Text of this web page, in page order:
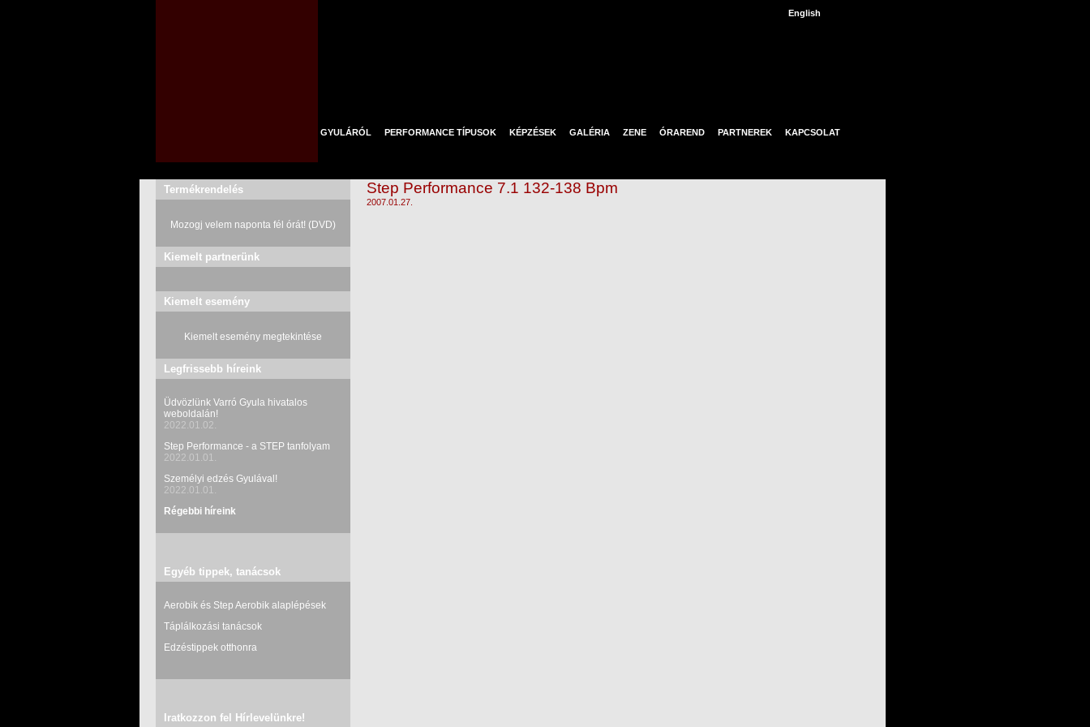
GYULÁRÓL PERFORMANCE TÍPUSOK KÉPZÉSEK GALÉRIA ZENE ÓRAREND PARTNEREK KAPCSOLAT
English
Termékrendelés
Mozogj velem naponta fél órát! (DVD)
Kiemelt partnerünk
Kiemelt esemény
Kiemelt esemény megtekintése
Legfrissebb híreink
Üdvözlünk Varró Gyula hivatalos
weboldalán!
2022.01.02.
Step Performance - a STEP tanfolyam
2022.01.01.
Személyi edzés Gyulával!
2022.01.01.
Régebbi híreink
Egyéb tippek, tanácsok
Aerobik és Step Aerobik alaplépések
Táplálkozási tanácsok
Edzéstippek otthonra
Iratkozzon fel Hírlevelünkre!
Step Performance 7.1 132-138 Bpm
2007.01.27.